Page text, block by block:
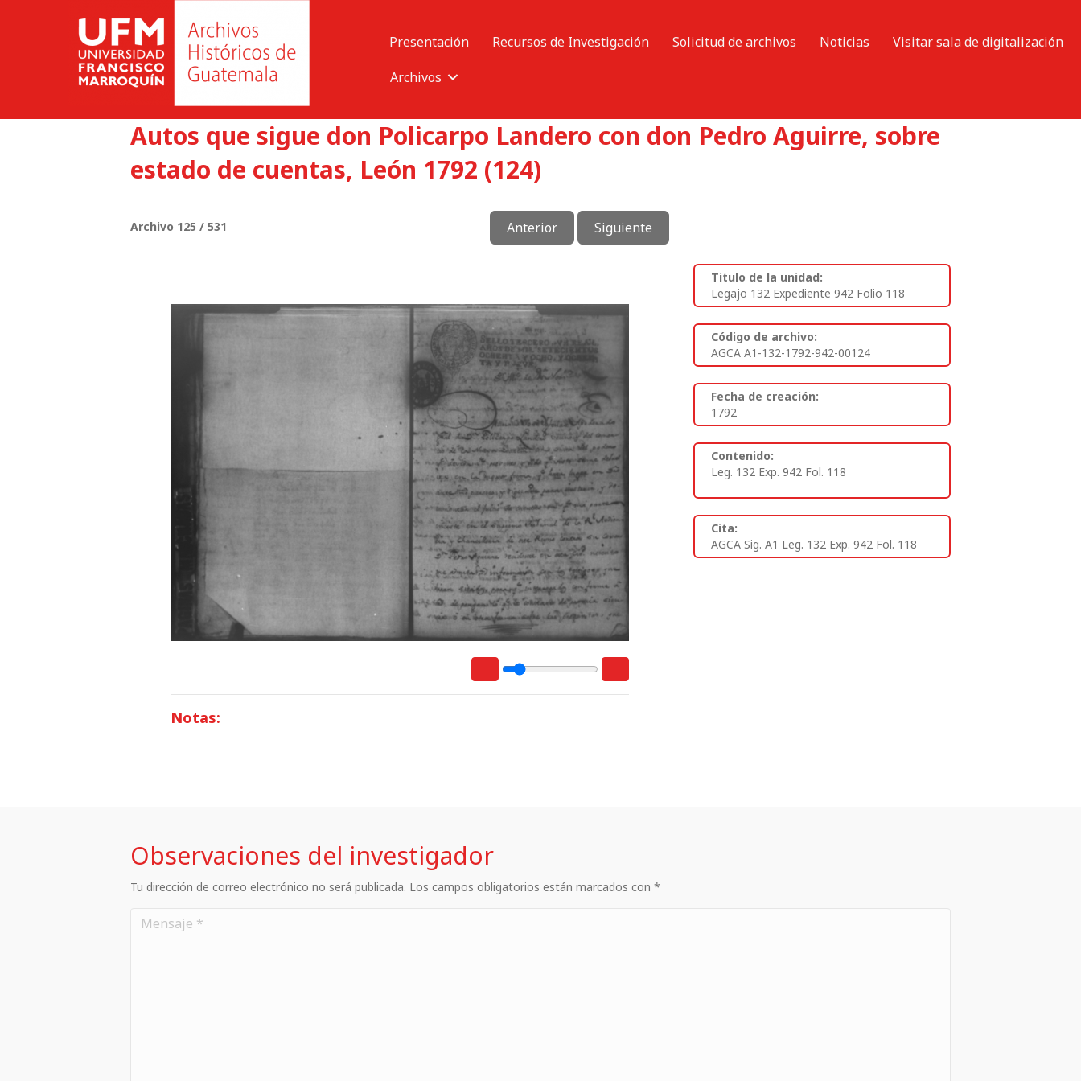
Presentación Recursos de Investigación Solicitud de archivos Noticias
Visitar sala de digitalización
Archivos
Autos que sigue don Policarpo Landero con don Pedro Aguirre, sobre
estado de cuentas, León 1792 (124)
Archivo 125 / 531 Anterior Siguiente
Notas:
Titulo de la unidad:
Legajo 132 Expediente 942 Folio 118
Código de archivo:
AGCA A1-132-1792-942-00124
Fecha de creación:
1792
Contenido:
Leg. 132 Exp. 942 Fol. 118
Cita:
AGCA Sig. A1 Leg. 132 Exp. 942 Fol. 118
Observaciones del investigador
Tu dirección de correo electrónico no será publicada. Los campos obligatorios están marcados con *